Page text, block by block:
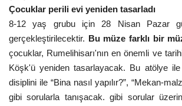
Çocuklar perili evi yeniden tasarladı
8-12 yaş grubu için 28 Nisan Pazar
gerçekleştirilecektir. Bu müze farklı bir
çocuklar, Rumelihisarı'nın en önemli ve
Köşk'ü yeniden tasarlayacak. Bu atölye
disiplini ile “Bina nasıl yapılır?”, “Mekan-
gibi sorularla tanışacak. gibi sorular